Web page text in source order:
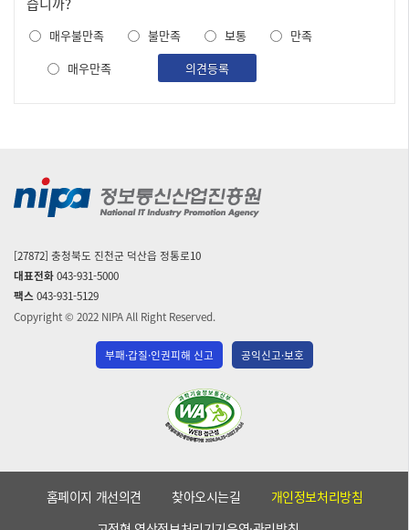
도
조 매우불만족 불만족 보통
만족
매우만족
의견등록
[27872] 충청북도 진천군 덕산읍 정통로10
대표전화043-931-5000
팩스043-931-5129
Copyright © 2022 NIPA All Right Reserved.
부패·갑질·인권피해 신고 공익신고·보호
(사)
한
국
인
홈페이지 개선의견 찾아오시는길
개인정보처리방침